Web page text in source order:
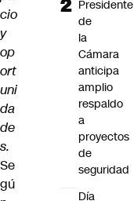
cio
y
op
ort
uni
da
de
s.
Se
gú
Presidente
de
la
Cámara
anticipa
amplio
respaldo
a
proyectos
de
seguridad
Día